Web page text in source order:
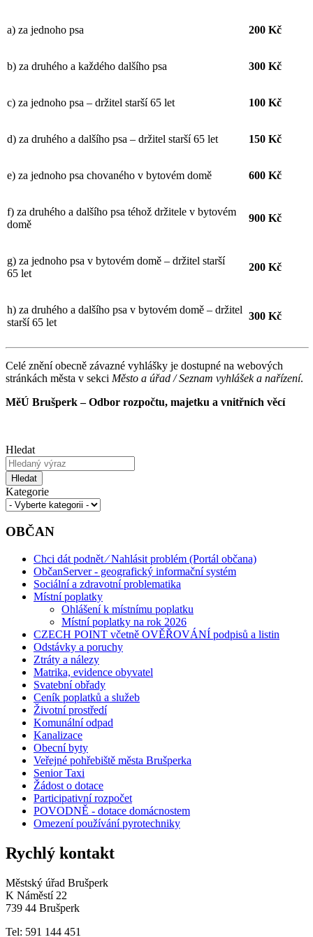
a) za jednoho psa 200 Kč
b) za druhého a každého dalšího psa 300 Kč
c) za jednoho psa – držitel starší 65 let 100 Kč
d) za druhého a dalšího psa – držitel starší 65 let 150 Kč
e) za jednoho psa chovaného v bytovém domě 600 Kč
f) za druhého a dalšího psa téhož držitele v bytovém
domě
900 Kč
g) za jednoho psa v bytovém domě – držitel starší
65 let
200 Kč
h) za druhého a dalšího psa v bytovém domě – držitel
starší 65 let
300 Kč
Celé znění obecně závazné vyhlášky je dostupné na webových
stránkách města v sekci Město a úřad / Seznam vyhlášek a nařízení.
MěÚ Brušperk – Odbor rozpočtu, majetku a vnitřních věcí
Hledat
Hledat
Kategorie
OBČAN
Chci dát podnět ⁄ Nahlásit problém (Portál občana)
ObčanServer - geografický informační systém
Sociální a zdravotní problematika
Místní poplatky
Ohlášení k místnímu poplatku
Místní poplatky na rok 2026
CZECH POINT včetně OVĚŘOVÁNÍ podpisů a listin
Odstávky a poruchy
Ztráty a nálezy
Matrika, evidence obyvatel
Svatební obřady
Ceník poplatků a služeb
Životní prostředí
Komunální odpad
Kanalizace
Obecní byty
Veřejné pohřebiště města Brušperka
Senior Taxi
Žádost o dotace
Participativní rozpočet
POVODNĚ - dotace domácnostem
Omezení používání pyrotechniky
Rychlý kontakt
Městský úřad Brušperk
K Náměstí 22
739 44 Brušperk
Tel: 591 144 451